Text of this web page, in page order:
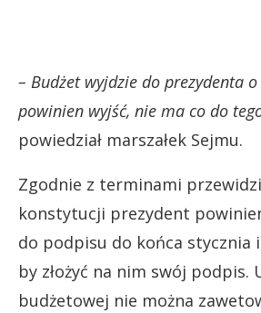
– Budżet wyjdzie do prezydenta
powinien wyjść, nie ma co do
powiedział marszałek Sejmu.
Zgodnie z terminami
konstytucji prezydent
do podpisu do końca stycznia
by złożyć na nim swój podpis.
budżetowej nie można